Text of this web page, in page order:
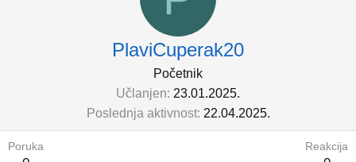
PlaviCuperak20
Početnik
Učlanjen 23.01.2025.
Poslednja aktivnost 22.04.2025.
Poruka Reakcija